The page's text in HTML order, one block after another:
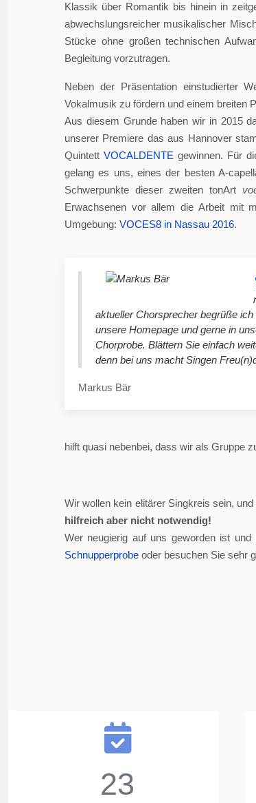
Klassik über Romantik bis hinein in
abwechslungsreicher musikalischer
Stücke ohne großen technischen
Begleitung vorzutragen.
Neben der Präsentation einstudierter
Vokalmusik zu fördern und einem breiten
Aus diesem Grunde haben wir in 2015
unserer Premiere das aus Hannover
Quintett VOCALDENTE gewinnen. Für
gelang es uns, eines der besten A-
Schwerpunkte dieser zweiten tonArt
Erwachsenen vor allem die Arbeit mit
Umgebung: VOCES8 in Nassau 2016.
aktueller Chorsprecher begrüße
unsere Homepage und gerne in
Chorprobe. Blättern Sie einfach
denn bei uns macht Singen
Markus Bär
hilft quasi nebenbei, dass wir als Gruppe
Wir wollen kein elitärer Singkreis sein,
hilfreich aber nicht notwendig!
Wer neugierig auf uns geworden ist
Schnupperprobe oder besuchen Sie sehr
23